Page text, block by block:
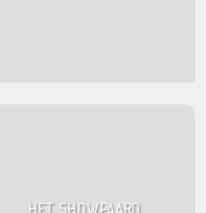
HET SHOWPAARD